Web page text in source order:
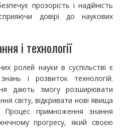
прозорість і надійність
довірі до наукових
і технології
ролей науки в суспільстві є
і розвиток технологій.
дають змогу розширювати
світу, відкривати нові явища
Процес примноження знання
прогресу, який своєю